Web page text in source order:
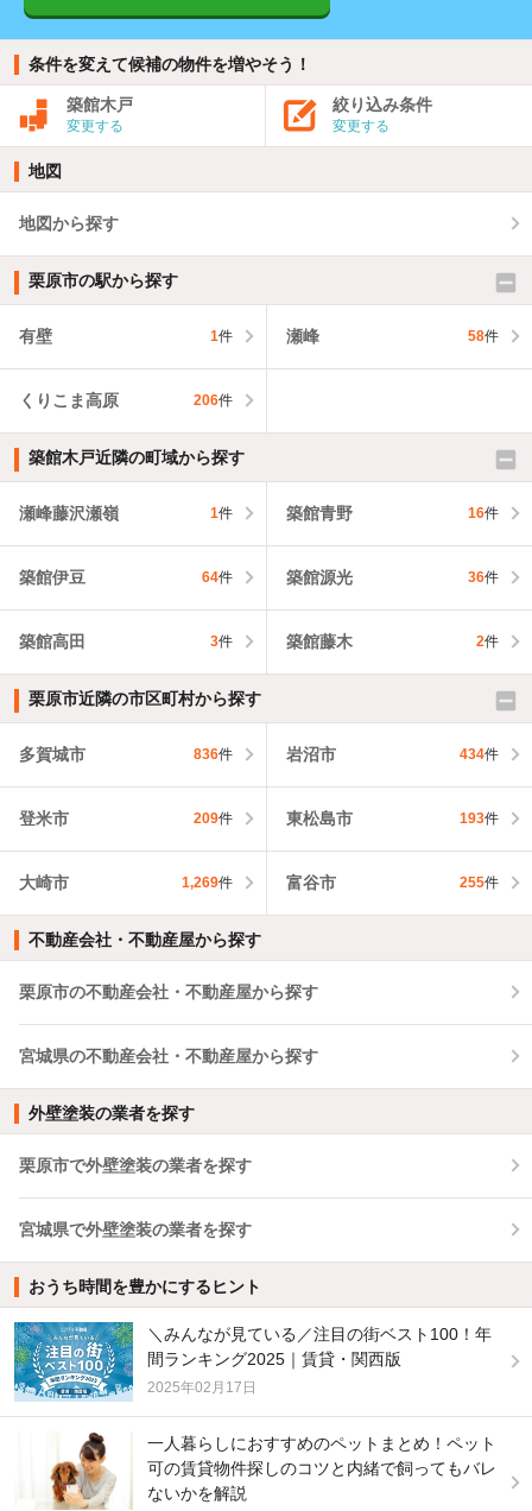
条件を変えて候補の物件を増やそう！
築館木戸
変更する
絞り込み条件
変更する
地図
地図から探す
栗原市の駅から探す
有壁 1件 瀬峰 58件
くりこま高原 206件
築館木戸近隣の町域から探す
瀬峰藤沢瀬嶺 1件 築館青野 16件
築館伊豆 64件 築館源光 36件
築館高田 3件 築館藤木 2件
栗原市近隣の市区町村から探す
多賀城市 836件 岩沼市 434件
登米市 209件 東松島市 193件
大崎市 1,269件 富谷市 255件
不動産会社・不動産屋から探す
栗原市の不動産会社・不動産屋から探す
宮城県の不動産会社・不動産屋から探す
外壁塗装の業者を探す
栗原市で外壁塗装の業者を探す
宮城県で外壁塗装の業者を探す
おうち時間を豊かにするヒント
＼みんなが見ている／注目の街ベスト100！年
間ランキング2025｜賃貸・関西版
2025年02月17日
一人暮らしにおすすめのペットまとめ！ペット
可の賃貸物件探しのコツと内緒で飼ってもバレ
ないかを解説